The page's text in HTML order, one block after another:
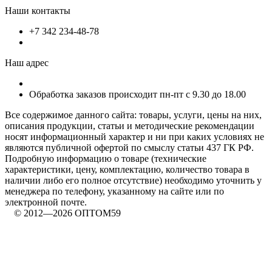
Наши контакты
+7 342 234-48-78
Наш адрес
Обработка заказов происходит пн-пт с 9.30 до 18.00
Все содержимое данного сайта: товары, услуги, цены на них,
описания продукции, статьи и методические рекомендации
носят информационный характер и ни при каких условиях не
являются публичной офертой по смыслу статьи 437 ГК РФ.
Подробную информацию о товаре (технические
характеристики, цену, комплектацию, количество товара в
наличии либо его полное отсутствие) необходимо уточнить у
менеджера по телефону, указанному на сайте или по
электронной почте.
© 2012—2026 ОПТОМ59